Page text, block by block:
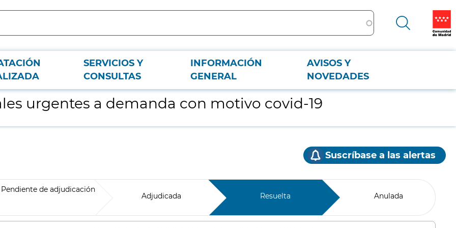
SERVICIOS Y
CONSULTAS
INFORMACIÓN
GENERAL
AVISOS Y
NOVEDADES
covid-19
urgentes a demanda con motivo covid-19
Suscríbase a las alertas
Pendiente de adjudicación
Adjudicada Resuelta Anulada